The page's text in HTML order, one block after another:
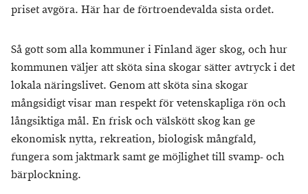
priset avgöra. Här har de förtroendevalda sista ordet.
Så gott som alla kommuner i Finland äger skog, och hur
kommunen väljer att sköta sina skogar sätter avtryck i det
lokala näringslivet. Genom att sköta sina skogar
mångsidigt visar man respekt för vetenskapliga rön och
långsiktiga mål. En frisk och välskött skog kan ge
ekonomisk nytta, rekreation, biologisk mångfald,
fungera som jaktmark samt ge möjlighet till svamp- och
bärplockning.